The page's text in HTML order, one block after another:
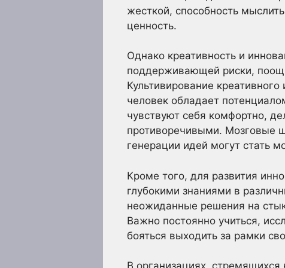
жесткой, способность
ценность.
Однако креативность и
поддерживающей риски,
Культивирование
человек обладает
чувствуют себя комфортно,
противоречивыми. Мозговые
генерации идей могут стать
Кроме того, для развития
глубокими знаниями в
неожиданные решения на
Важно постоянно учиться,
бояться выходить за рамки